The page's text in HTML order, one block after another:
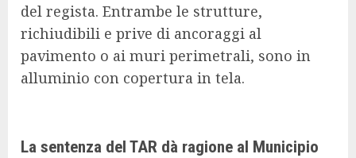
del regista. Entrambe le strutture,
richiudibili e prive di ancoraggi al
pavimento o ai muri perimetrali, sono in
alluminio con copertura in tela.
La sentenza del TAR dà ragione al Municipio